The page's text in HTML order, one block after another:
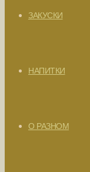
ЗАКУСКИ
НАПИТКИ
О РАЗНОМ